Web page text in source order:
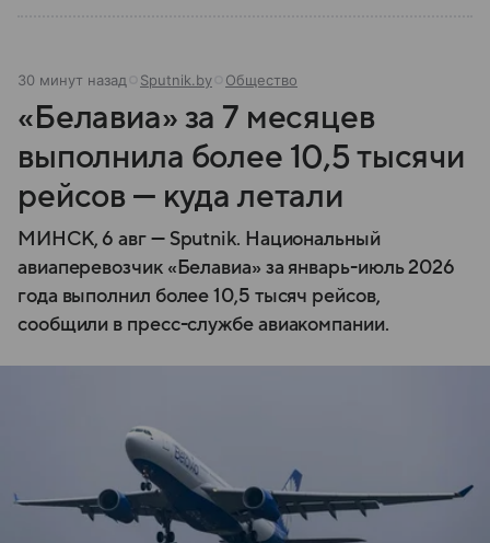
30 минут назад Sputnik.by Общество
«Белавиа» за 7 месяцев
выполнила более 10,5 тысячи
рейсов — куда летали
МИНСК, 6 авг — Sputnik. Национальный
авиаперевозчик «Белавиа» за январь-июль 2026
года выполнил более 10,5 тысяч рейсов,
сообщили в пресс-службе авиакомпании.